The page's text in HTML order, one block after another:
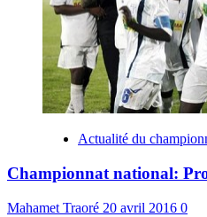
Actualité du
Championnat national:
Mahamet Traoré 20 avril 2016 0